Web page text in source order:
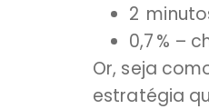
2
0,7 % –
Or, seja
estratégia